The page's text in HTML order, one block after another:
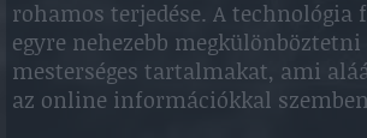
rohamos terjedése. A technológia
egyre nehezebb
mesterséges tartalmakat, ami
az online információkkal